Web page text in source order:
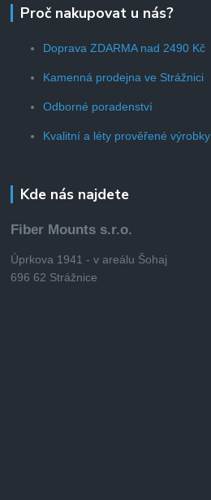
Proč nakupovat u nás?
Doprava ZDARMA nad 2490 Kč
Kamenná prodejna ve Strážnici
Odborné poradenství
Kvalitní a léty prověřené výrobky
Kde nás najdete
Fiber Mounts s.r.o.
Úprkova 1941 - v areálu Šohaj
696 62 Strážnice